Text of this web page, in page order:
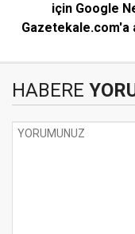
için Google
Gazetekale.com'a
HABERE